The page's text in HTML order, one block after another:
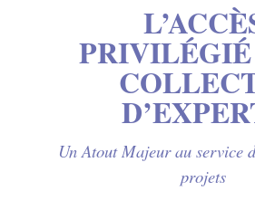
Un Atout Majeur au service
projets